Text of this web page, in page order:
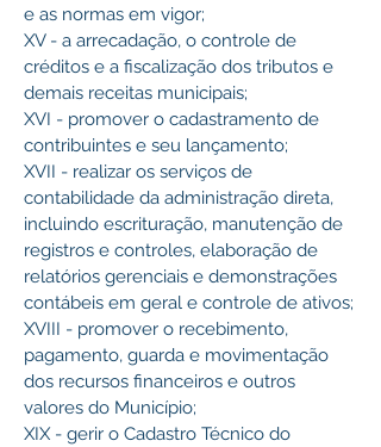
e as normas em vigor;
XV - a arrecadação, o controle de
créditos e a fiscalização dos tributos e
demais receitas municipais;
XVI - promover o cadastramento de
contribuintes e seu lançamento;
XVII - realizar os serviços de
contabilidade da administração direta,
incluindo escrituração, manutenção de
registros e controles, elaboração de
relatórios gerenciais e demonstrações
contábeis em geral e controle de ativos;
XVIII - promover o recebimento,
pagamento, guarda e movimentação
dos recursos financeiros e outros
valores do Município;
XIX - gerir o Cadastro Técnico do